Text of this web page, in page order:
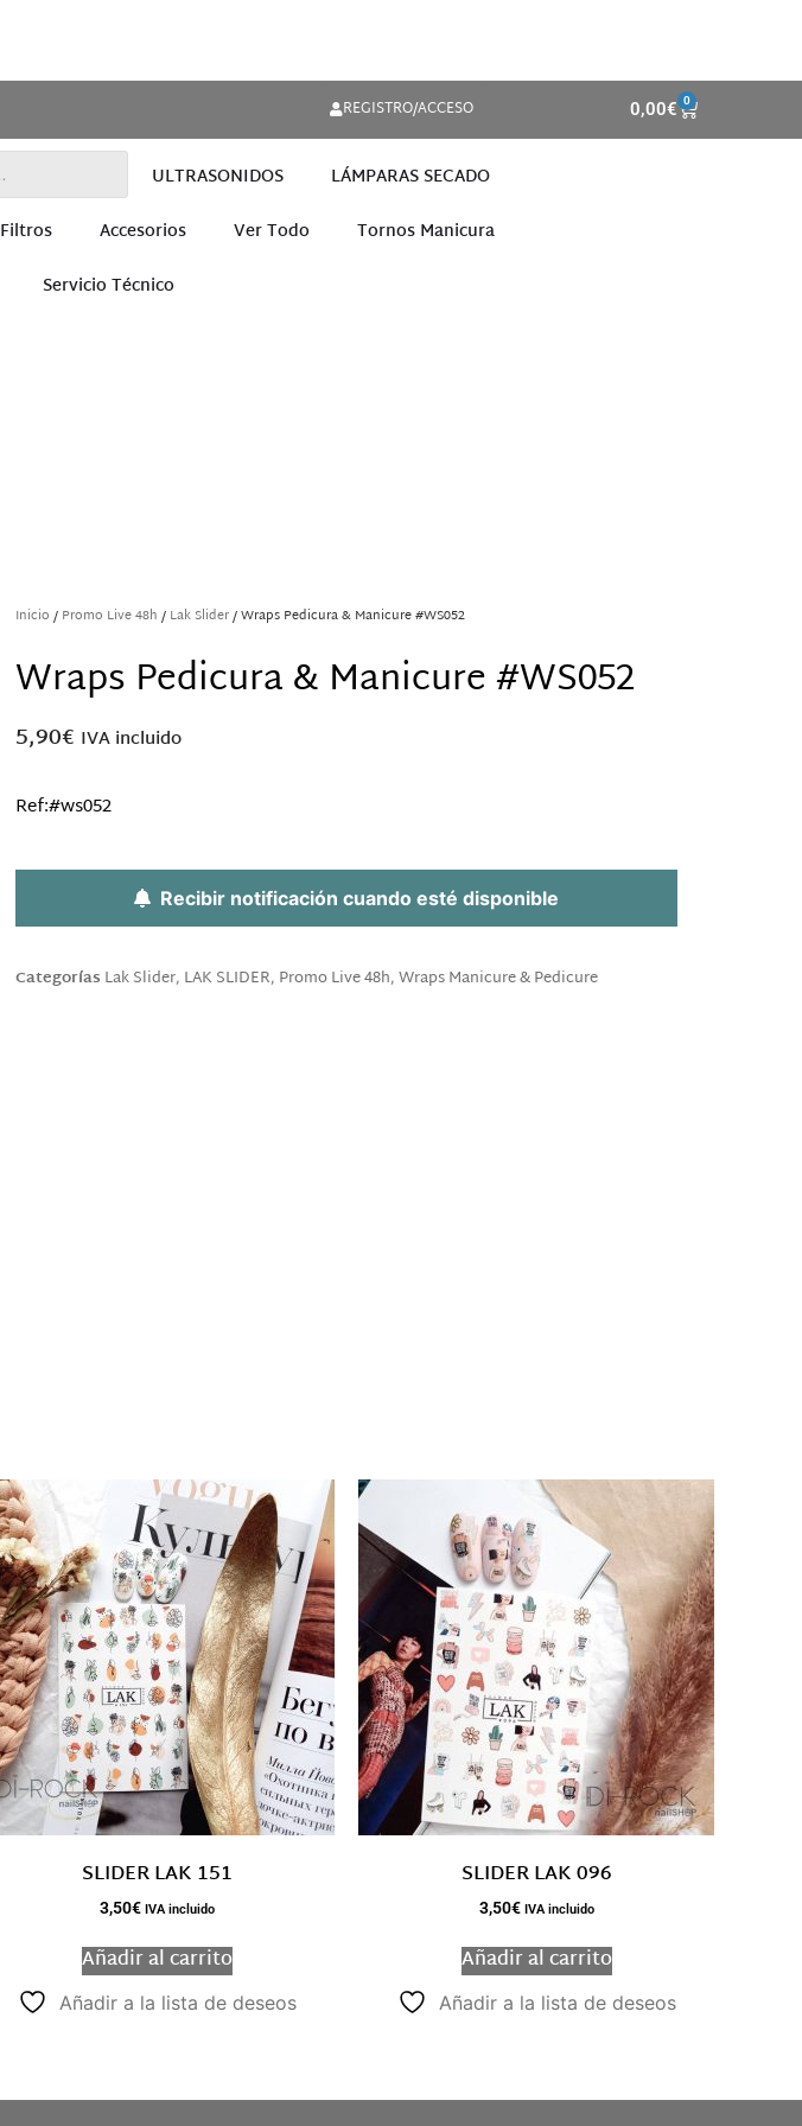
REGISTRO/ACCESO 0,00€ 0
ULTRASONIDOS
LÁMPARAS SECADO
Filtros Accesorios Ver Todo
Tornos Manicura
Servicio Técnico
Inicio / Promo Live 48h / Lak Slider/ Wraps Pedicura & Manicure #WS052
Wraps Pedicura & Manicure #WS052
5,90€ IVA incluido
Ref:#ws052
Recibir notificación cuando esté disponible
Categorías Lak Slider, LAK SLIDER, Promo Live 48h,Wraps Manicure & Pedicure
SLIDER LAK 151
3,50€ IVA incluido
Añadir al carrito
Añadir a la lista de deseos
SLIDER LAK 096
3,50€ IVA incluido
Añadir al carrito
Añadir a la lista de deseos